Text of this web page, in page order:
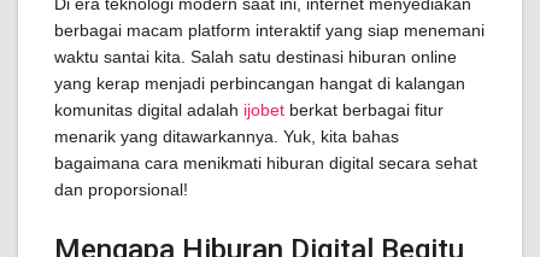
berbagai macam platform interaktif yang siap menemani
waktu santai kita. Salah satu destinasi hiburan online
yang kerap menjadi perbincangan hangat di kalangan
komunitas digital adalah ijobet berkat berbagai fitur
menarik yang ditawarkannya. Yuk, kita bahas
bagaimana cara menikmati hiburan digital secara sehat
dan proporsional!
Mengapa Hiburan Digital Begitu